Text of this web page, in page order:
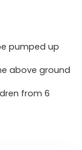
pumped up
above ground
from 6